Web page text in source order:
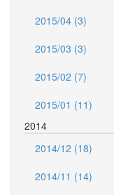
2015/04 (3)
2015/03 (3)
2015/02 (7)
2015/01 (11)
2014
2014/12 (18)
2014/11 (14)